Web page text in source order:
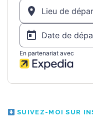
SUIVEZ-MOI SUR